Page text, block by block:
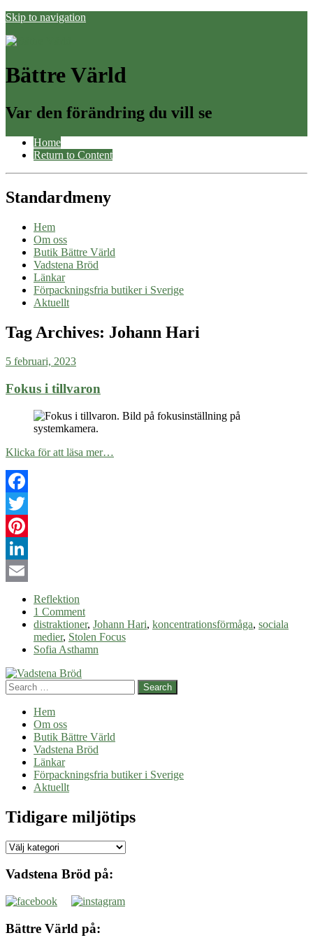
Skip to navigation
Bättre Värld
Var den förändring du vill se
Home
Return to Content
Standardmeny
Hem
Om oss
Butik Bättre Värld
Vadstena Bröd
Länkar
Förpackningsfria butiker i Sverige
Aktuellt
Tag Archives: Johann Hari
5 februari, 2023
Fokus i tillvaron
Klicka för att läsa mer…
Facebook
Twitter
Pinterest
LinkedIn
Reflektion
1 Comment
distraktioner, Johann Hari, koncentrationsförmåga, sociala
medier, Stolen Focus
Sofia Asthamn
Search
Hem
Om oss
Butik Bättre Värld
Vadstena Bröd
Länkar
Förpackningsfria butiker i Sverige
Aktuellt
Tidigare miljötips
Tidigare
Vadstena Bröd på:
Bättre Värld på: